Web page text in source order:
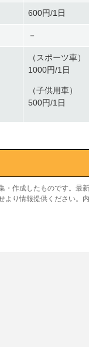
600円/1日
－
（スポーツ車）
1000円/1日
（子供用車）
500円/1日
作成したものです。最
り情報提供ください。